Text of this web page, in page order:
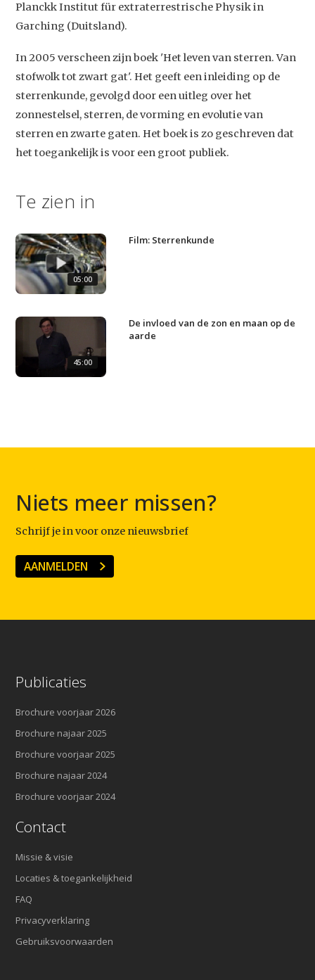
Studium Generale
Video
Planckk Institut für extraterrestrische Physik in
Garching (Duitsland).
In 2005 verscheen zijn boek 'Het leven van sterren. Van
stofwolk tot zwart gat'. Het geeft een inleiding op de
sterrenkunde, gevolgd door een uitleg over het
zonnestelsel, sterren, de vorming en evolutie van
sterren en zwarte gaten. Het boek is zo geschreven dat
het toegankelijk is voor een groot publiek.
Te zien in
05:00
Film: Sterrenkunde
45:00
De invloed van de zon en maan op de
aarde
Niets meer missen?
Schrijf je in voor onze nieuwsbrief
AANMELDEN
Publicaties
Brochure voorjaar 2026
Brochure najaar 2025
Brochure voorjaar 2025
Brochure najaar 2024
Brochure voorjaar 2024
Contact
Missie & visie
Locaties & toegankelijkheid
FAQ
Privacyverklaring
Gebruiksvoorwaarden